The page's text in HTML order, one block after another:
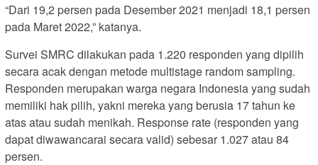
“Dari 19,2 persen pada Desember 2021 menjadi 18,1 persen
pada Maret 2022,” katanya.
Survei SMRC dilakukan pada 1.220 responden yang dipilih
secara acak dengan metode multistage random sampling.
Responden merupakan warga negara Indonesia yang sudah
memiliki hak pilih, yakni mereka yang berusia 17 tahun ke
atas atau sudah menikah. Response rate (responden yang
dapat diwawancarai secara valid) sebesar 1.027 atau 84
persen.